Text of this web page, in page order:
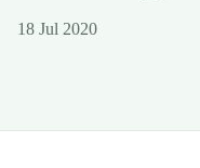
18 Jul 2020